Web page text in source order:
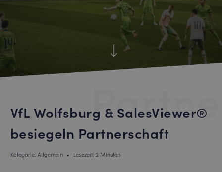
VfL Wolfsburg & SalesViewer®
besiegeln Partnerschaft
Kategorie: Allgemein • Lesezeit: 2 Minuten